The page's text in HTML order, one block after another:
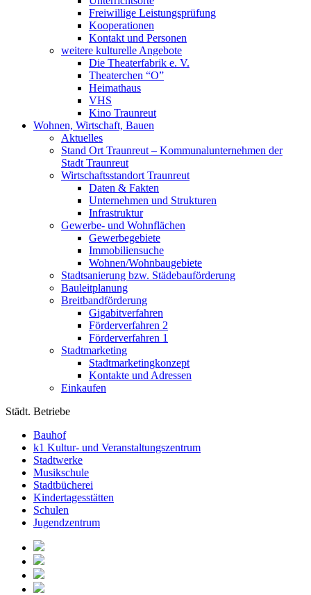
Freiwillige Leistungsprüfung
Kooperationen
Kontakt und Personen
weitere kulturelle Angebote
Die Theaterfabrik e. V.
Theaterchen “O”
Heimathaus
VHS
Kino Traunreut
Wohnen, Wirtschaft, Bauen
Aktuelles
Stand Ort Traunreut – Kommunalunternehmen der
Stadt Traunreut
Wirtschaftsstandort Traunreut
Daten & Fakten
Unternehmen und Strukturen
Infrastruktur
Gewerbe- und Wohnflächen
Gewerbegebiete
Immobiliensuche
Wohnen/Wohnbaugebiete
Stadtsanierung bzw. Städebauförderung
Bauleitplanung
Breitbandförderung
Gigabitverfahren
Förderverfahren 2
Förderverfahren 1
Stadtmarketing
Stadtmarketingkonzept
Kontakte und Adressen
Einkaufen
Städt. Betriebe
Bauhof
k1 Kultur- und Veranstaltungszentrum
Stadtwerke
Musikschule
Stadtbücherei
Kindertagesstätten
Schulen
Jugendzentrum